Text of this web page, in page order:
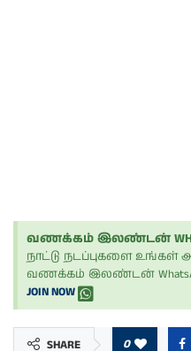
வணக்கம் இலண்டன்
நாட்டு நடப்புகளை
வணக்கம் இலண்டன்
JOIN NOW
SHARE 0